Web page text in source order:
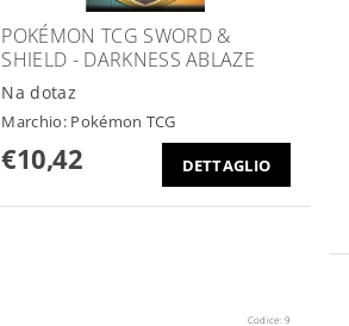
POKÉMON TCG SWORD &
SHIELD - DARKNESS ABLAZE
Na dotaz
Marchio: Pokémon TCG
€10,42 DETTAGLIO
Codice:9